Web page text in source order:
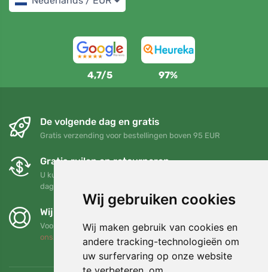
Wij gebruiken cookies
Wij maken gebruik van cookies en
andere tracking-technologieën om
uw surfervaring op onze website
4,7/5 97%
De volgende dag en gratis
Gratis verzending voor bestellingen boven 95 EUR
Gratis ruilen en retourneren
U kunt uw bestelling op elk gewenst moment binnen 90
dagen retourneren of ruilen
Wij steunen Trees.org
Voor elke bestelling planten we een boom! Lees meerOver
ons